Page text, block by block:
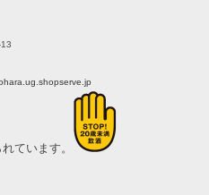
ています。